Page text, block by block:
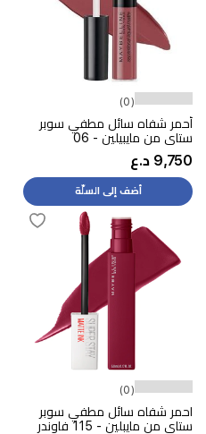
(0)
أحمر شفاه سائل مطفي سوبر
ستاي من مايبيلين - 06
9,750 د.ع
أضف إلى السلّة
(0)
احمر شفاه سائل مطفي سوبر
ستاي من مايبلين - 115 فاوندر